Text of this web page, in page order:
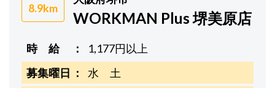
8.9km
WORKMAN Plus 堺美原店
時 給
1,177円以上
募集曜日
水 土